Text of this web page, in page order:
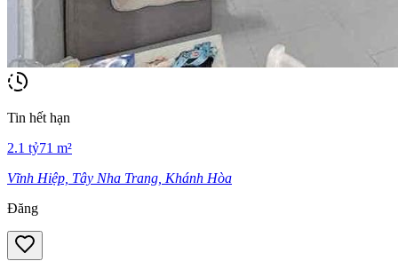
Tin hết hạn
2.1 tỷ71 m²
Vĩnh Hiệp, Tây Nha Trang, Khánh Hòa
Đăng